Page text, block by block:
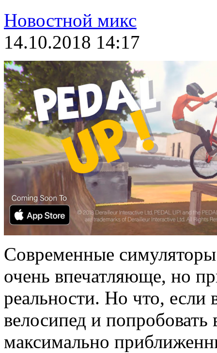
Новостной микс
14.10.2018 14:17
Современные
очень впечатляюще, но
реальности. Но что, если
велосипед и
максимально